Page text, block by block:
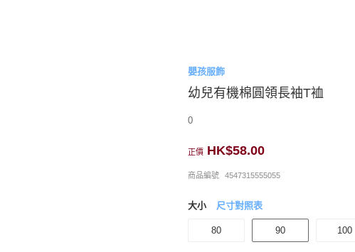
嬰孩服飾
幼兒有機棉圓領長袖T裇
0
正價 HK$58.00
商品編號 4547315555055
大小 尺寸對照表
80 90 100